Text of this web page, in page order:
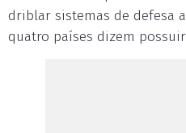
driblar sistemas de defesa
quatro países dizem